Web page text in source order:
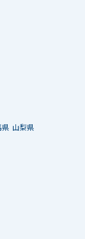
県 山梨県